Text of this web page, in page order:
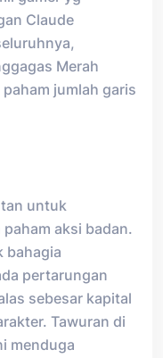
Claude
Merah
jumlah garis
untuk
aksi badan.
bahagia
pertarungan
sebesar kapital
Tawuran di
menduga